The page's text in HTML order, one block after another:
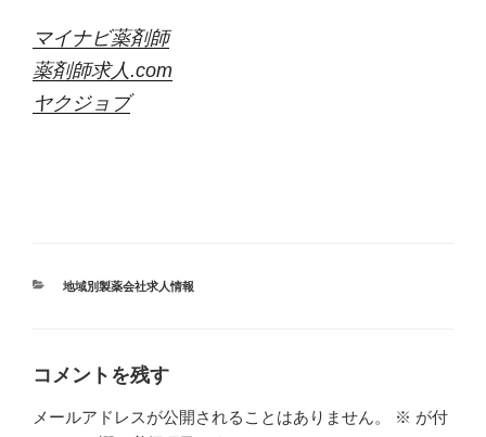
マイナビ薬剤師
薬剤師求人.com
ヤクジョブ
カ
地域別製薬会社求人情報
コメントを残す
メールアドレスが公開されることはありません。 ※ が付